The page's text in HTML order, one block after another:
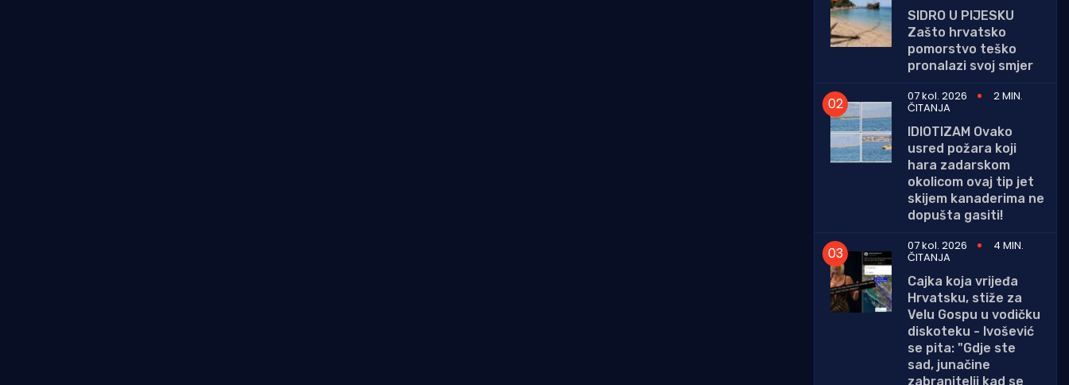
SIDRO U PIJESKU
Zašto hrvatsko
pomorstvo teško
pronalazi svoj smjer
07 kol. 2026
2 MIN.
ČITANJA
IDIOTIZAM Ovako
usred požara koji
hara zadarskom
okolicom ovaj tip jet
skijem kanaderima ne
dopušta gasiti!
07 kol. 2026
4 MIN.
ČITANJA
Cajka koja vrijeđa
Hrvatsku, stiže za
Velu Gospu u vodičku
diskoteku - Ivošević
se pita: "Gdje ste
sad, junačine
zabranitelji kad se